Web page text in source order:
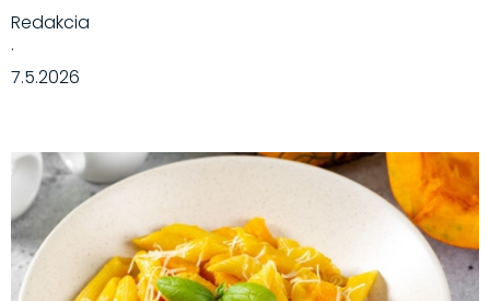
Redakcia
·
7.5.2026